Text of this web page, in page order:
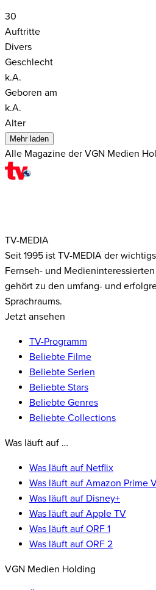
30
Auftritte
Divers
Geschlecht
k.A.
Geboren am
k.A.
Alter
Mehr laden
Alle Magazine der VGN Medien
TV-MEDIA
Seit 1995 ist TV-MEDIA der
Fernseh- und
gehört zu den umfang- und
Sprachraums.
Jetzt ansehen
TV-Programm
Beliebte Filme
Beliebte Serien
Beliebte Stars
Beliebte Genres
Beliebte Collections
Was läuft auf …
Was läuft auf Netflix
Was läuft auf Amazon Prime
Was läuft auf Disney+
Was läuft auf Apple TV
Was läuft auf ORF 1
Was läuft auf ORF 2
VGN Medien Holding